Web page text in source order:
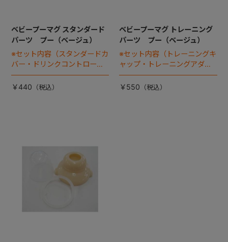
ベビープーマグ スタンダード
パーツ プー（ベージュ）
※セット内容（スタンダードカ
バー・ドリンクコントローラ
ー・スタンダードアダプタ
ー・パッキン）
￥440
ベビープーマグ トレーニング
パーツ プー（ベージュ）
※セット内容（トレーニングキ
ャップ・トレーニングアダプ
ター・パッキン・トレーニン
グ吸い口・吸い口ストッパ
￥550